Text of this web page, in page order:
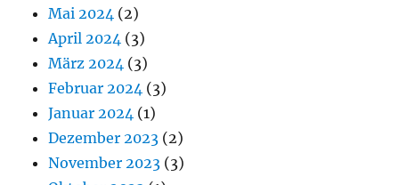
Mai 2024 (2)
April 2024 (3)
März 2024 (3)
Februar 2024 (3)
Januar 2024 (1)
Dezember 2023 (2)
November 2023 (3)